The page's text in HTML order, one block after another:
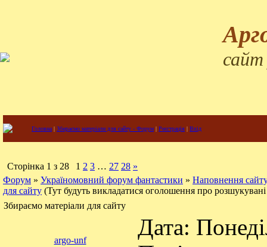
сайт
Головна | Збираємо матеріали для сайту - Форум | Реєстрація | Вхід
Сторінка 1 з 28 1 2 3 … 27 28 »
Форум » Україномовний форум фантастики » Наповнення
для сайту (Тут будуть викладатися оголошення про розшукувані
Збираємо матеріали для сайту
argo-unf
Дата: